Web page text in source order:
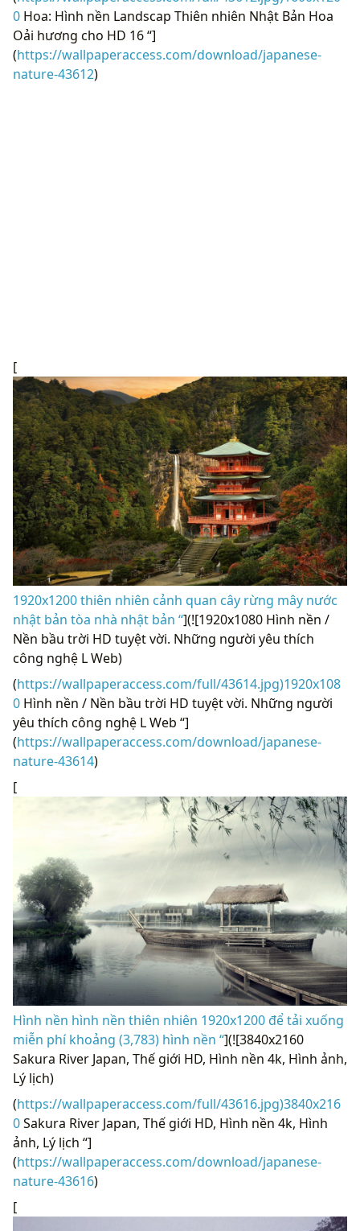
Oải hương cho HD 16 “]
(https://wallpaperaccess.com/download/japanese-
nature-43612)
1920x1200 thiên nhiên cảnh quan cây rừng mây nước
nhật bản tòa nhà nhật bản “ ](![1920x1080 Hình nền /
Nền bầu trời HD tuyệt vời. Những người yêu thích
công nghệ L Web)
(https://wallpaperaccess.com/full/43614.jpg)1920x108
0Hình nền / Nền bầu trời HD tuyệt vời. Những người
yêu thích công nghệ L Web “]
(https://wallpaperaccess.com/download/japanese-
nature-43614)
[
Hình nền hình nền thiên nhiên 1920x1200 để tải xuống
miễn phí khoảng (3,783) hình nền “](![3840x2160
Sakura River Japan, Thế giới HD, Hình nền 4k, Hình ảnh,
Lý lịch)
(https://wallpaperaccess.com/full/43616.jpg)3840x216
0Sakura River Japan, Thế giới HD, Hình nền 4k, Hình
ảnh, Lý lịch “]
(https://wallpaperaccess.com/download/japanese-
nature-43616)
[